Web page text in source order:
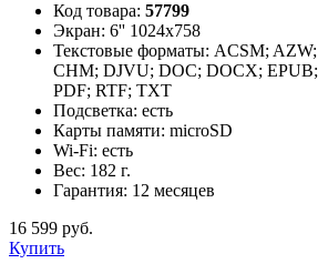
Код товара: 57799
Экран: 6'' 1024x758
Текстовые форматы: ACSM;
CHM; DJVU; DOC; DOCX;
PDF; RTF; TXT
Подсветка: есть
Карты памяти: microSD
Wi-Fi: есть
Вес: 182 г.
Гарантия: 12 месяцев
16 599 руб.
Купить